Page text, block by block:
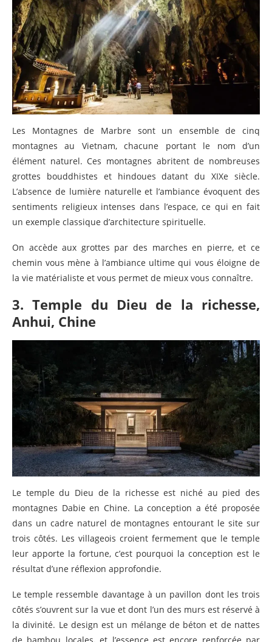
Les Montagnes de Marbre sont un ensemble de cinq
montagnes au Vietnam, chacune portant le nom d’un
élément naturel. Ces montagnes abritent de nombreuses
grottes bouddhistes et hindoues datant du XIXe siècle.
L’absence de lumière naturelle et l’ambiance évoquent des
sentiments religieux intenses dans l’espace, ce qui en fait
un exemple classique d’architecture spirituelle.
On accède aux grottes par des marches en pierre, et ce
chemin vous mène à l’ambiance ultime qui vous éloigne de
la vie matérialiste et vous permet de mieux vous connaître.
3. Temple du Dieu de la richesse,
Anhui, Chine
Le temple du Dieu de la richesse est niché au pied des
montagnes Dabie en Chine. La conception a été proposée
dans un cadre naturel de montagnes entourant le site sur
trois côtés. Les villageois croient fermement que le temple
leur apporte la fortune, c’est pourquoi la conception est le
résultat d’une réflexion approfondie.
Le temple ressemble davantage à un pavillon dont les trois
côtés s’ouvrent sur la vue et dont l’un des murs est réservé à
la divinité. Le design est un mélange de béton et de nattes
de bambou locales, et l’essence est encore renforcée par